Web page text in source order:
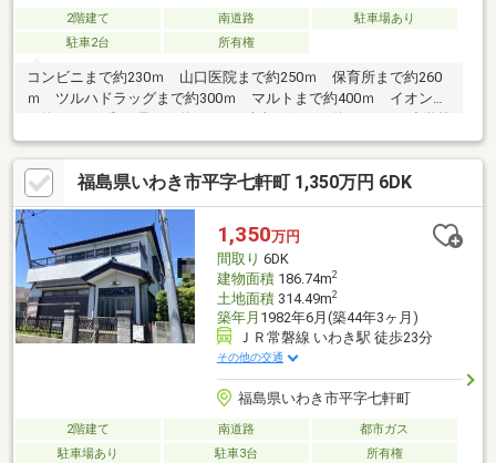
2階建て 南道路
駐車場あり
駐車2台
所有権
コンビニまで約230ｍ 山口医院まで約250ｍ 保育所まで約260
ｍ ツルハドラッグまで約300ｍ マルトまで約400ｍ イオンま
まで約350ｍ 中学校まで約1.6ｋｍ
福島県いわき市平字七軒町 1,350万円 6DK
1,350万円
間取り 6DK
建物面積186.74m2
土地面積314.49m2
築年月 1982年6月(築44年3ヶ月)
ＪＲ常磐線 いわき駅 徒歩23分
その他の交通
福島県いわき市平字七軒町
2階建て 南道路
都市ガス
駐車場あり
駐車3台 所有権